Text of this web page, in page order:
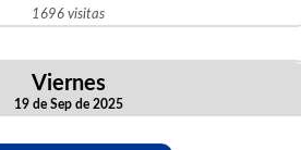
1696 visitas
Viernes
19 de Sep de 2025